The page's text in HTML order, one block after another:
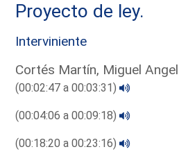
Proyecto de ley.
Interviniente
Cortés Martín, Miguel
(00:02:47 a 00:03:31)
(00:04:06 a 00:09:18)
(00:18:20 a 00:23:16)